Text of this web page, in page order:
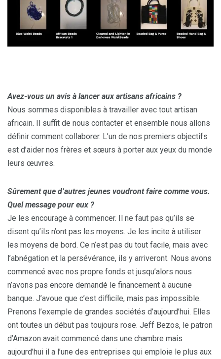
Avez-vous un avis à lancer aux artisans africains ?
Nous sommes disponibles à travailler avec tout artisan
africain. Il suffit de nous contacter et ensemble nous allons
définir comment collaborer. L’un de nos premiers objectifs
est d’aider nos frères et sœurs à porter aux yeux du monde
leurs œuvres.
Sûrement que d’autres jeunes voudront faire comme vous.
Quel message pour eux ?
Je les encourage à commencer. Il ne faut pas qu’ils se
disent qu’ils n’ont pas les moyens. Je les incite à utiliser
les moyens de bord. Ce n’est pas du tout facile, mais avec
l’abnégation et la persévérance, ils y arriveront. Nous avons
commencé avec nos propre fonds et jusqu’alors nous
n’avons pas encore demandé le financement à aucune
banque. J’avoue que c’est difficile, mais pas impossible.
Prenons l’exemple de grandes sociétés d’aujourd’hui. Elles
ont toutes un début pas toujours rose. Jeff Bezos, le patron
d’Amazon avait commencé dans une chambre mais
aujourd’hui il a l’une des entreprises qui emploie le plus aux